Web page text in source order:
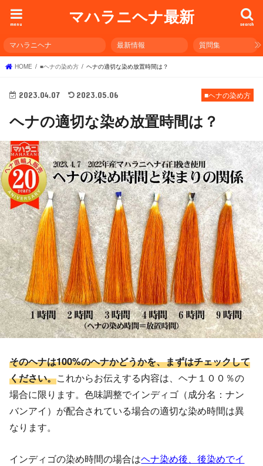
マハラニヘナ最新 search
menu
マハラニヘナ 最新情報 質問集
HOME ■ヘナの染め方 ヘナの適切な染め放置時間は？
■ヘナの染め方
2023.04.07 2023.05.06
ヘナの適切な染め放置時間は？
そのヘナは100%のヘナかどうかを、まずはチェックして
ください。これからお伝えする内容は、ヘナ１００％の
場合に限ります。色味調整でインディゴ（成分名：ナン
バンアイ）が配合されている場合の適切な染め時間は異
なります。
インディゴの染め時間の場合はヘナ染め後、後染めでイ